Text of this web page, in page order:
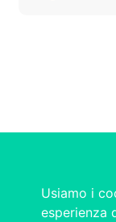
Usiamo i
esperienza